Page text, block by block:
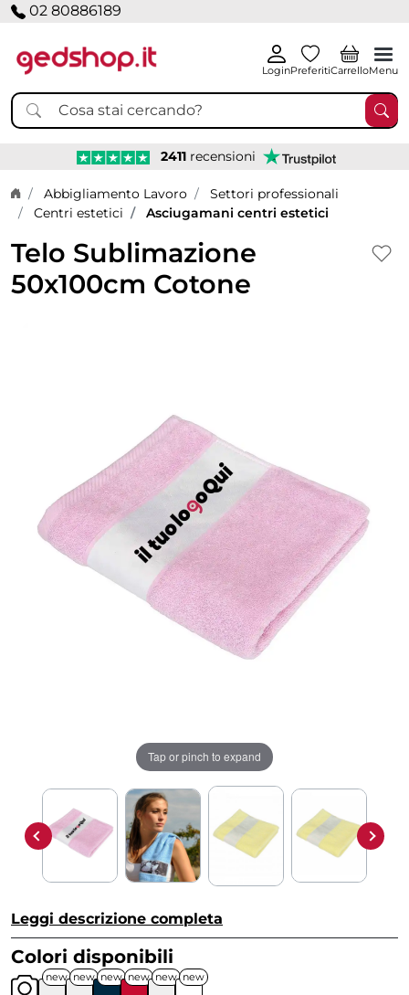
02 80886189
LoginPreferitiCarrelloMenu
2411 recensioni
Home page
Abbigliamento Lavoro
Settori professionali
Centri estetici
Asciugamani centri estetici
Telo Sublimazione
50x100cm Cotone
Tap or pinch to expand
Leggi descrizione completa
Colori disponibili
new new new new new new